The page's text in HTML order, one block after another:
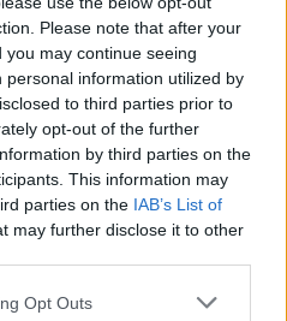
Please note that after your
may continue seeing
information utilized by
to third parties prior to
opt-out of the further
by third parties on the
This information may
parties on the IAB’s List of
may further disclose it to other
Opt Outs
įrašai
00:00:30
Vilniaus r.: dviejų moterų ir